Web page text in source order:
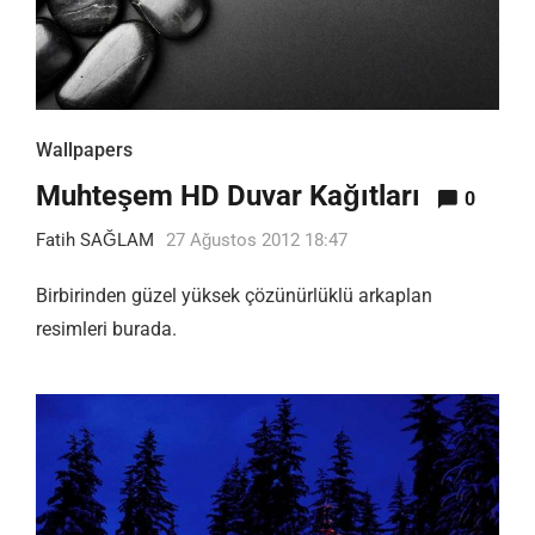
Wallpapers
Muhteşem HD Duvar Kağıtları 0
Fatih SAĞLAM 27 Ağustos 2012 18:47
Birbirinden güzel yüksek çözünürlüklü arkaplan
resimleri burada.